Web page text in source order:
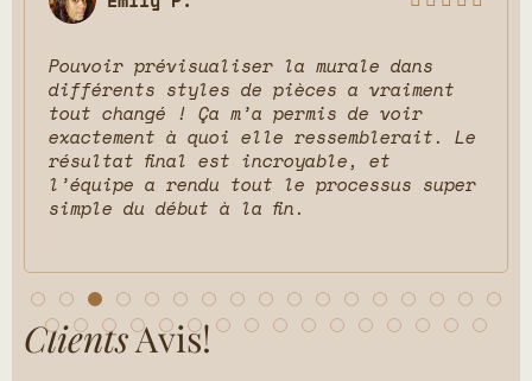
Pouvoir prévisualiser la murale dans
différents styles de pièces a vraiment
tout changé ! Ça m’a permis de voir
exactement à quoi elle ressemblerait. Le
résultat final est incroyable, et
l’équipe a rendu tout le processus super
simple du début à la fin.
ClientsAvis!